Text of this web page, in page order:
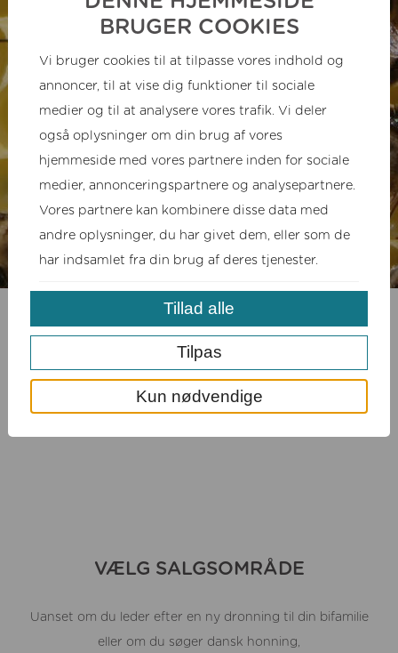
VÆLG SALGSOMRÅDE
Uanset om du leder efter en ny dronning til din bifamilie
eller om du søger dansk honning,
BRUGER COOKIES
Vi bruger cookies til at tilpasse vores indhold og
annoncer, til at vise dig funktioner til sociale
medier og til at analysere vores trafik. Vi deler
også oplysninger om din brug af vores
hjemmeside med vores partnere inden for sociale
medier, annonceringspartnere og analysepartnere.
Vores partnere kan kombinere disse data med
andre oplysninger, du har givet dem, eller som de
har indsamlet fra din brug af deres tjenester.
Kun nødvendige
Tilpas
Tillad alle